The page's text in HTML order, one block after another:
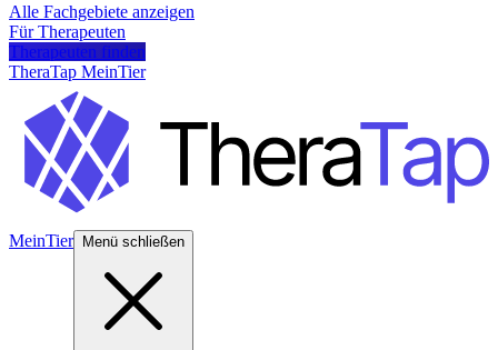
Alle Fachgebiete anzeigen
Für Therapeuten
Therapeuten finden
TheraTap MeinTier
MeinTier Menü schließen